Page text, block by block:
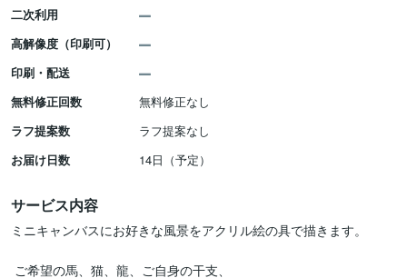
二次利用
高解像度（印刷可）
印刷・配送
無料修正回数
無料修正なし
ラフ提案数
ラフ提案なし
お届け日数
14日（予定）
サービス内容
ミニキャンバスにお好きな風景をアクリル絵の具で描きます。